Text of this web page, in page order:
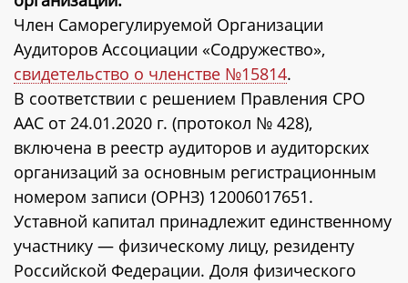
Член Саморегулируемой Организации
Аудиторов Ассоциации «Содружество»,
свидетельство о членстве №15814.
В соответствии с решением Правления СРО
ААС от 24.01.2020 г. (протокол № 428),
включена в реестр аудиторов и аудиторских
организаций за основным регистрационным
номером записи (ОРНЗ) 12006017651.
Уставной капитал принадлежит единственному
участнику — физическому лицу, резиденту
Российской Федерации. Доля физического